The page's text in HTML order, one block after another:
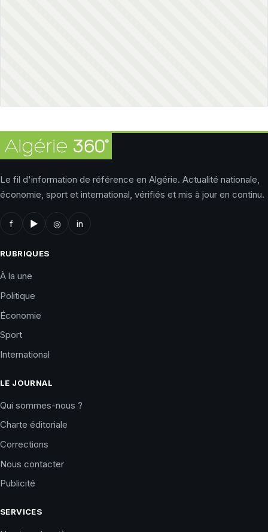
Le fil d'information de référence en Algérie. Actualité nationale,
économie, sport et international, vérifiés et mis à jour en continu.
f ▶ ◎ in
RUBRIQUES
À la une
Politique
Économie
Sport
International
LE JOURNAL
Qui sommes-nous ?
Charte éditoriale
Corrections
Nous contacter
Publicité
SERVICES